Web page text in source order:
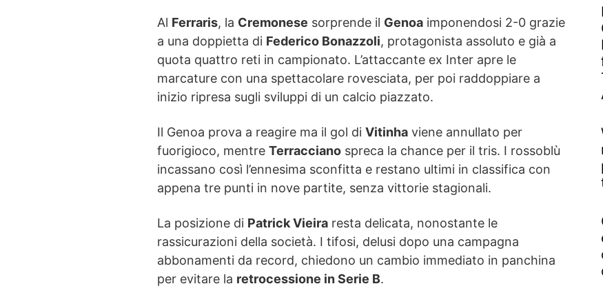
Al Ferraris, la Cremonese sorprende il Genoa imponendosi 2-0 grazie
a una doppietta di Federico Bonazzoli, protagonista assoluto e già a
quota quattro reti in campionato. L’attaccante ex Inter apre le
marcature con una spettacolare rovesciata, per poi raddoppiare a
inizio ripresa sugli sviluppi di un calcio piazzato.
Il Genoa prova a reagire ma il gol di Vitinha viene annullato per
fuorigioco, mentre Terracciano spreca la chance per il tris. I rossoblù
incassano così l’ennesima sconfitta e restano ultimi in classifica con
appena tre punti in nove partite, senza vittorie stagionali.
La posizione di Patrick Vieira resta delicata, nonostante le
rassicurazioni della società. I tifosi, delusi dopo una campagna
abbonamenti da record, chiedono un cambio immediato in panchina
per evitare la retrocessione in Serie B.